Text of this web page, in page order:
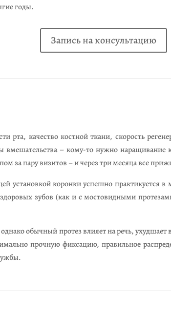
годы.
Запись на консультацию
качество костной ткани, скорость
– кому-то нужно наращивание
за пару визитов – и через три месяца все
установкой коронки успешно практикуется в
зубов (как и с мостовидными
обычный протез влияет на речь,
прочную фиксацию, правильное